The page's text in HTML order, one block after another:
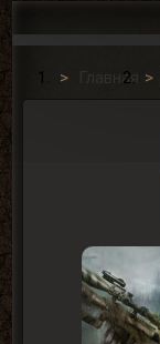
Главная